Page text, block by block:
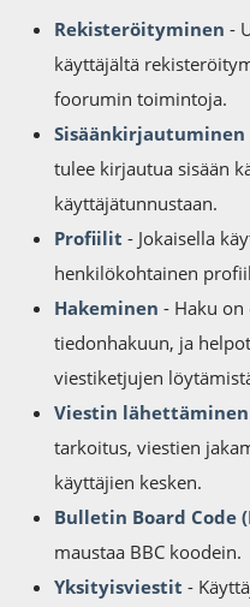
Rekisteröityminen -
käyttäjältä
foorumin toimintoja.
Sisäänkirjautuminen
tulee kirjautua sisään
käyttäjätunnustaan.
Profiilit - Jokaisella
henkilökohtainen
Hakeminen - Haku
tiedonhakuun, ja
viestiketjujen
Viestin lähettäminen
tarkoitus, viestien
käyttäjien kesken.
Bulletin Board Code
maustaa BBC koodein.
Yksityisviestit -